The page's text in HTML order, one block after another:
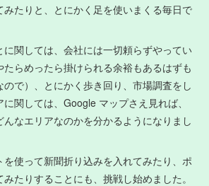
みたりと、とにかく足を使いまくる毎日で
に関しては、会社には一切頼らずやってい
らめったら掛けられる余裕もあるはずも
で）、とにかく歩き回り、市場調査をし
関しては、Google マップさえ見れば、
んなエリアなのかを分かるようになりまし
使って新聞折り込みを入れてみたり、ポ
たりすることにも、挑戦し始めました。